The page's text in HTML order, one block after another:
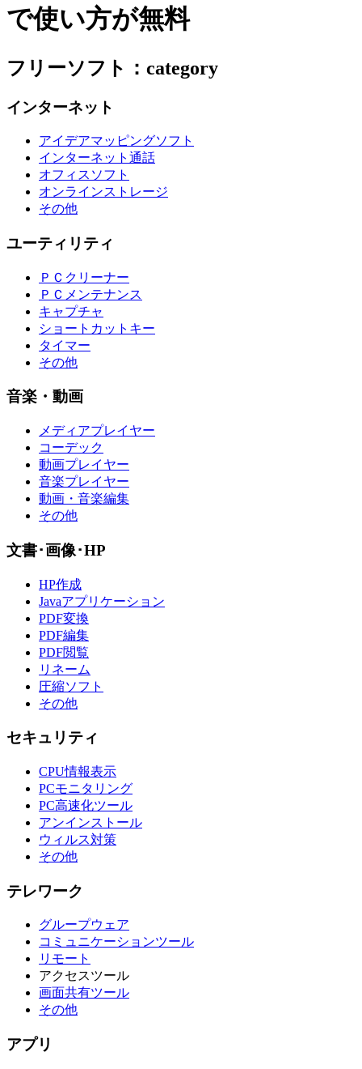
で使い方が無料
フリーソフト：category
インターネット
アイデアマッピングソフト
インターネット通話
オフィスソフト
オンラインストレージ
その他
ユーティリティ
ＰＣクリーナー
ＰＣメンテナンス
キャプチャ
ショートカットキー
タイマー
その他
音楽・動画
メディアプレイヤー
コーデック
動画プレイヤー
音楽プレイヤー
動画・音楽編集
その他
文書･画像･HP
HP作成
Javaアプリケーション
PDF変換
PDF編集
PDF閲覧
リネーム
圧縮ソフト
その他
セキュリティ
CPU情報表示
PCモニタリング
PC高速化ツール
アンインストール
ウィルス対策
その他
テレワーク
グループウェア
コミュニケーションツール
リモート
アクセスツール
画面共有ツール
その他
アプリ